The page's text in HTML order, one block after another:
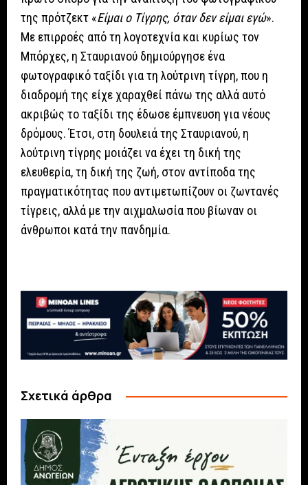
της πρότζεκτ «Είμαι ο Τίγρης, όταν δεν είμαι εγώ».
Με επιρροές από τη λογοτεχνία και κυρίως τον
Μπόρχες, η Σταυριανού δημιούργησε ένα
φωτογραφικό ταξίδι για τη λούτρινη τίγρη, που η
διαδρομή της είχε χαραχθεί πάνω της αλλά αυτό
ακριβώς το ταξίδι της έδωσε έμπνευση για νέους
δρόμους. Έτσι, στη δουλειά της Σταυριανού, η
λούτρινη τίγρης μοιάζει να έχει τη δική της
ελευθερία, τη δική της ζωή, στον αντίποδα της
πραγματικότητας που αντιμετωπίζουν οι ζωντανές
τίγρεις, αλλά με την αιχμαλωσία που βίωναν οι
άνθρωποι κατά την πανδημία.
Σχετικά άρθρα